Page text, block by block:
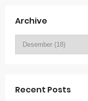
Archive
Recent Posts